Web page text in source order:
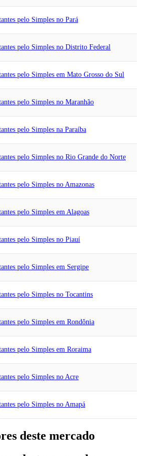
pelo Simples no Pará
pelo Simples no Distrito Federal
pelo Simples em Mato Grosso do Sul
pelo Simples no Maranhão
pelo Simples na Paraíba
pelo Simples no Rio Grande do Norte
pelo Simples no Amazonas
pelo Simples em Alagoas
pelo Simples no Piauí
pelo Simples em Sergipe
pelo Simples no Tocantins
pelo Simples em Rondônia
pelo Simples em Roraima
pelo Simples no Acre
pelo Simples no Amapá
deste mercado